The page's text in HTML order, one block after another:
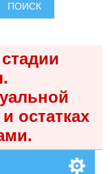
ПОИСК
остатках